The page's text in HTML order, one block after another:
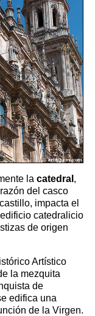
la catedral ,
del casco
impacta el
catedralicio
de origen
Artístico
la mezquita
de
edifica una
de la Virgen.